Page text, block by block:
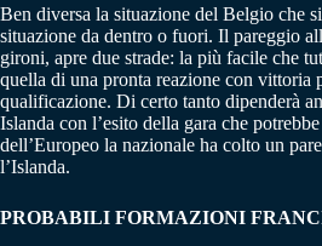
Ben diversa la situazione del Belgio che
situazione da dentro o fuori. Il pareggio
gironi, apre due strade: la più facile che
quella di una pronta reazione con vittoria
qualificazione. Di certo tanto dipenderà
Islanda con l’esito della gara che
dell’Europeo la nazionale ha colto un
l’Islanda.
PROBABILI FORMAZIONI